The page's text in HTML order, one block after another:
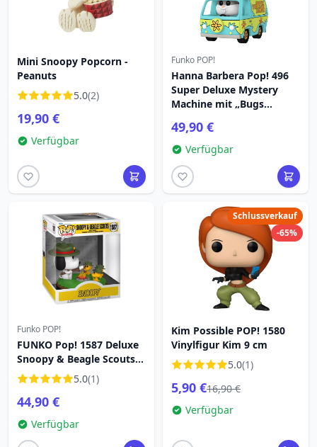
Mini Snoopy Popcorn -
Peanuts
5.0(2)
19,90 €
Verfügbar
Funko POP!
Hanna Barbera Pop! 496
Super Deluxe Mystery
Machine mit „Bugs
49,90 €
Verfügbar
Funko POP!
FUNKO Pop! 1587 Deluxe
Snoopy & Beagle Scouts
Camping - Snoopy
Peanuts
5.0(1)
44,90 €
Verfügbar
Schlussverkauf
-65%
Kim Possible POP! 1580
Vinylfigur Kim 9 cm
5.0(1)
5,90 €16,90 €
Verfügbar